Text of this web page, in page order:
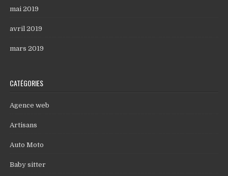
mai 2019
avril 2019
mars 2019
CATÉGORIES
Agence web
Artisans
Auto Moto
Baby sitter